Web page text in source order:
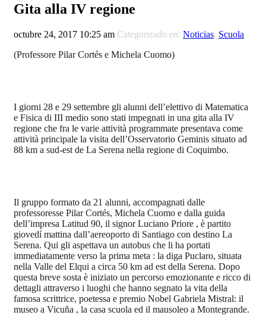
Gita alla IV regione
octubre 24, 2017 10:25 am Categorizado en: Noticias, Scuola
(Professore Pilar Cortés e Michela Cuomo)
I giorni 28 e 29 settembre gli alunni dell’elettivo di Matematica
e Fisica di III medio sono stati impegnati in una gita alla IV
regione che fra le varie attività programmate presentava come
attività principale la visita dell’Osservatorio Geminis situato ad
88 km a sud-est de La Serena nella regione di Coquimbo.
Il gruppo formato da 21 alunni, accompagnati dalle
professoresse Pilar Cortés, Michela Cuomo e dalla guida
dell’impresa Latitud 90, il signor Luciano Priore , è partito
giovedí mattina dall’aereoporto di Santiago con destino La
Serena. Qui gli aspettava un autobus che li ha portati
immediatamente verso la prima meta : la diga Puclaro, situata
nella Valle del Elqui a circa 50 km ad est della Serena. Dopo
questa breve sosta è iniziato un percorso emozionante e ricco di
dettagli attraverso i luoghi che hanno segnato la vita della
famosa scrittrice, poetessa e premio Nobel Gabriela Mistral: il
museo a Vicuña , la casa scuola ed il mausoleo a Montegrande.